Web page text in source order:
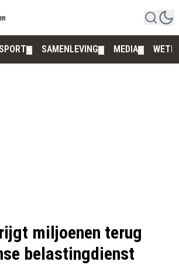
SPORT SAMENLEVING MEDIA
miljoenen terug
belastingdienst